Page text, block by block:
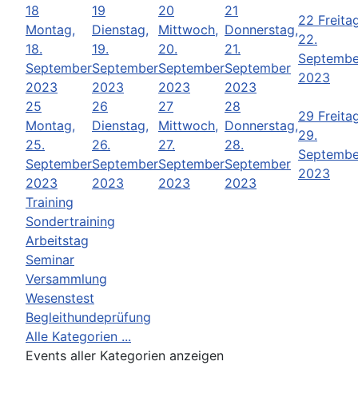
18
Montag,
18.
September
2023
19
Dienstag,
19.
September
2023
20
Mittwoch,
20.
September
2023
21
Donnerstag,
21.
September
2023
22
22.
2023
25
Montag,
25.
September
2023
26
Dienstag,
26.
September
2023
27
Mittwoch,
27.
September
2023
28
Donnerstag,
28.
September
2023
29
29.
2023
Training
Sondertraining
Arbeitstag
Seminar
Versammlung
Wesenstest
Begleithundeprüfung
Alle Kategorien ...
Events aller Kategorien anzeigen